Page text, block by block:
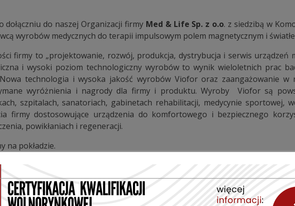
do naszej Organizacji firmy Med & Life Sp. z o.o. z siedzibą w
wyrobów medycznych do terapii impulsowym polem magnetycznym i
firmy to „projektowanie, rozwój, produkcja, dystrybucja i serwis urządzeń
i wysoki poziom technologiczny wyrobów to wynik wieloletnich prac
technologia i wysoka jakość wyrobów Viofor oraz zaangażowanie w
wyróżnienia i nagrody dla firmy i produktu. Wyroby Viofor są
szpitalach, sanatoriach, gabinetach rehabilitacji, medycynie sportowej,
firmy dostosowujące urządzenia do komfortowego i bezpiecznego
powikłaniach i regeneracji.
na pokładzie.